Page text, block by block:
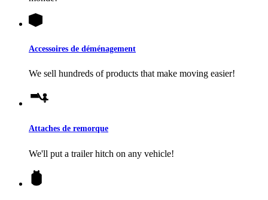
Accessoires de déménagement
We sell hundreds of products that make moving easier!
Attaches de remorque
We'll put a trailer hitch on any vehicle!